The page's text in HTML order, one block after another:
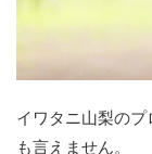
イワタニ山梨の
も言えません。